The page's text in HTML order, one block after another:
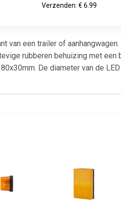
Verzenden: € 6.99
van een trailer of
rubberen behuizing met
De diameter van de